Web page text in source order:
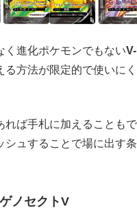
く進化ポケモンでもない
る方法が限定的で使いに
れば手札に加えることも
シュすることで場に出す
ノセクトV